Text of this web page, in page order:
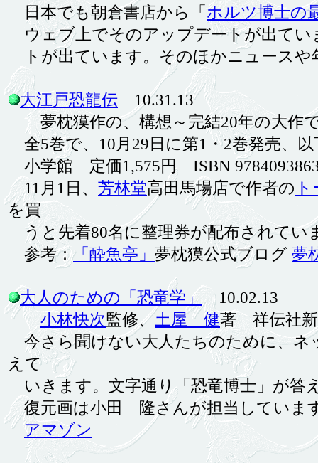
日本でも朝倉書店から「 ホルツ博士の
ウェブ上でそのアップデートが出てい
トが出ています。そのほかニュースや
大江戸恐龍伝 10.31.13
夢枕獏作の、構想～完結20年の大作
全5巻で、10月29日に第1・2巻発売、
小学館 定価1,575円 ISBN
11月1日、 芳林堂高田馬場店で作者の
を買
うと先着80名に整理券が配布されてい
参考：「酔魚亭」 夢枕獏公式ブログ 夢
大人のための「恐竜学」 10.02.13
小林快次監修、土屋 健著 祥伝社新
今さら聞けない大人たちのために、ネ
えて
いきます。文字通り「恐竜博士」が答
復元画は小田 隆さんが担当していま
アマゾン